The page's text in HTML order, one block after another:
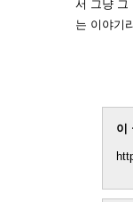
서 그냥 그
는 이야기
이